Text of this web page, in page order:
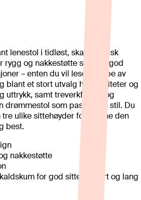
lenestol i tidløst, skandinavisk
rygg og nakkestøtte som gir god
– enten du vil lese, slappe av
blant et stort utvalg hudkvaliteter og
uttrykk, samt treverkfarger og
drømmestol som passer din stil. Du
ulike sittehøyder for å finne den
best.
nakkestøtte
for god sittekomfort og lang